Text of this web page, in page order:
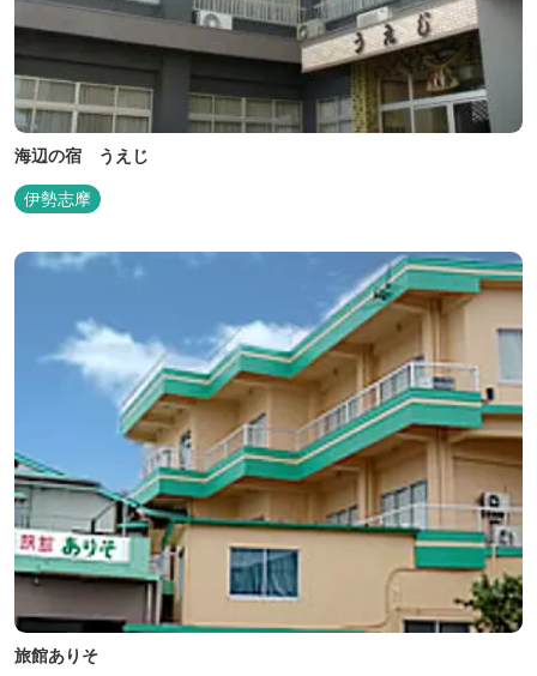
海辺の宿 うえじ
伊勢志摩
旅館ありそ